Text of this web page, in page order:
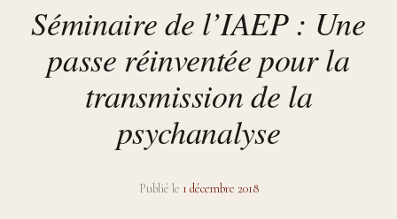
Séminaire de l’IAEP : Une
passe réinventée pour la
transmission de la
psychanalyse
Publié le 1 décembre 2018